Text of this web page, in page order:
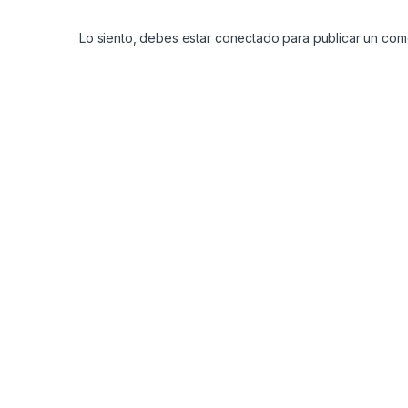
Lo siento, debes estar conectado para publicar un